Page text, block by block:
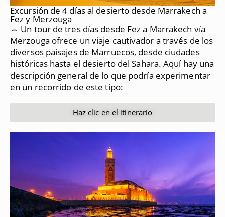
Excursión de 4 días al desierto desde Marrakech a
Fez y Merzouga
⇔ Un tour de tres días desde Fez a Marrakech vía
Merzouga ofrece un viaje cautivador a través de los
diversos paisajes de Marruecos, desde ciudades
históricas hasta el desierto del Sahara. Aquí hay una
descripción general de lo que podría experimentar
en un recorrido de este tipo:
Haz clic en el itinerario